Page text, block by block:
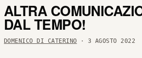
ALTRA
DAL TEMPO!
DOMENICO DI CATERINO · 3 AGOSTO 2022